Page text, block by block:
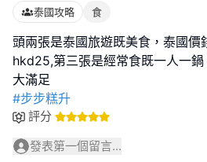
泰國攻略 食
頭兩張是泰國旅遊既美食，泰國價
hkd25,第三張是經常食既一人一
#步步糕升
評分
發表第一個留言...